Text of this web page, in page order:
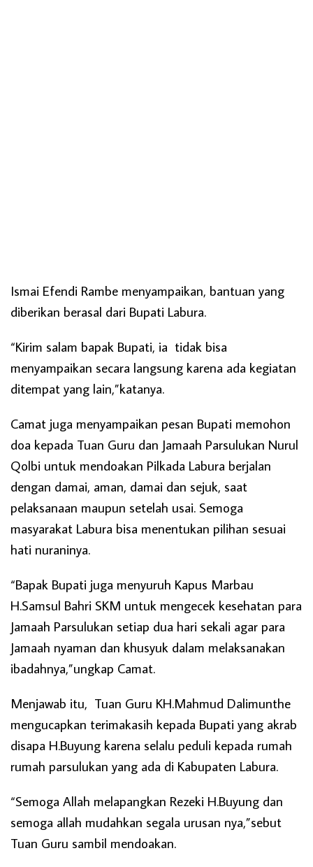
Ismai Efendi Rambe menyampaikan, bantuan yang
diberikan berasal dari Bupati Labura.
“Kirim salam bapak Bupati, ia tidak bisa
menyampaikan secara langsung karena ada kegiatan
ditempat yang lain,”katanya.
Camat juga menyampaikan pesan Bupati memohon
doa kepada Tuan Guru dan Jamaah Parsulukan Nurul
Qolbi untuk mendoakan Pilkada Labura berjalan
dengan damai, aman, damai dan sejuk, saat
pelaksanaan maupun setelah usai. Semoga
masyarakat Labura bisa menentukan pilihan sesuai
hati nuraninya.
“Bapak Bupati juga menyuruh Kapus Marbau
H.Samsul Bahri SKM untuk mengecek kesehatan para
Jamaah Parsulukan setiap dua hari sekali agar para
Jamaah nyaman dan khusyuk dalam melaksanakan
ibadahnya,”ungkap Camat.
Menjawab itu, Tuan Guru KH.Mahmud Dalimunthe
mengucapkan terimakasih kepada Bupati yang akrab
disapa H.Buyung karena selalu peduli kepada rumah
rumah parsulukan yang ada di Kabupaten Labura.
“Semoga Allah melapangkan Rezeki H.Buyung dan
semoga allah mudahkan segala urusan nya,”sebut
Tuan Guru sambil mendoakan.